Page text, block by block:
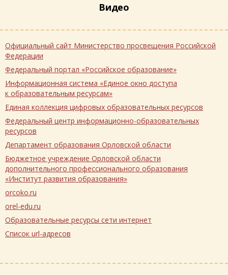
Видео
Официальный сайт Министерство просвещения Российской
Федерации
Федеральный портал «Российское образование»
Информационная система «Единое окно доступа
к образовательным ресурсам»
Единая коллекция цифровых образовательных ресурсов
Федеральный центр информационно-образовательных
ресурсов
Департамент образования Орловской области
Бюджетное учреждение Орловской области
дополнительного профессионального образования
«Институт развития образования»
orcoko.ru
orel-edu.ru
Образовательные ресурсы сети интернет
Список url-адресов